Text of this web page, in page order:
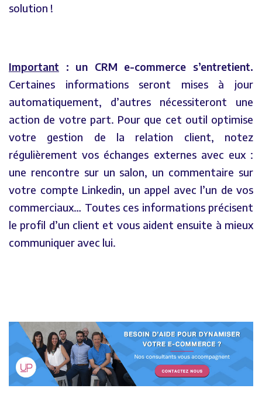
solution !
Important : un CRM e-commerce s’entretient.
Certaines informations seront mises à jour
automatiquement, d’autres nécessiteront une
action de votre part. Pour que cet outil optimise
votre gestion de la relation client, notez
régulièrement vos échanges externes avec eux :
une rencontre sur un salon, un commentaire sur
votre compte Linkedin, un appel avec l’un de vos
commerciaux… Toutes ces informations précisent
le profil d’un client et vous aident ensuite à mieux
communiquer avec lui.